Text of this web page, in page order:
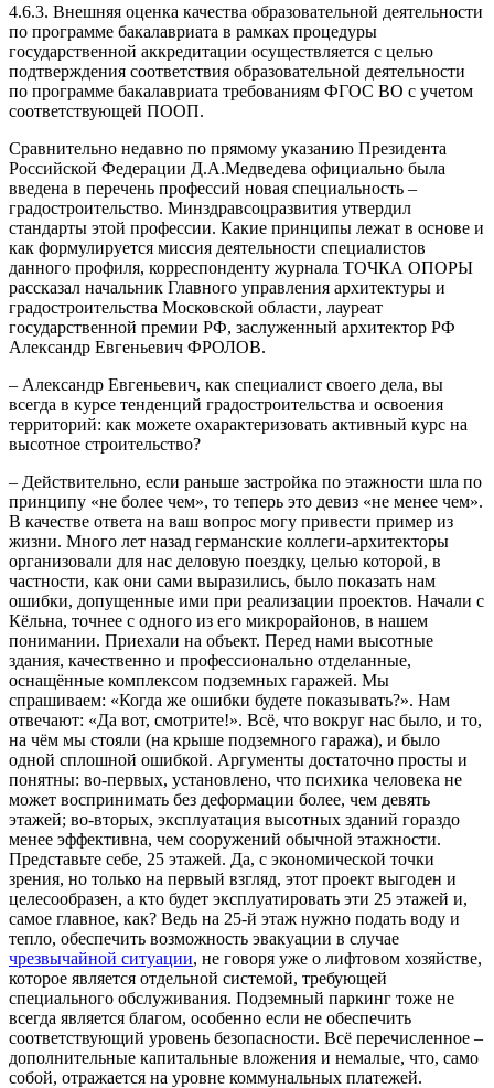
4.6.3. Внешняя оценка качества образовательной деятельности
по программе бакалавриата в рамках процедуры
государственной аккредитации осуществляется с целью
подтверждения соответствия образовательной деятельности
по программе бакалавриата требованиям ФГОС ВО с учетом
соответствующей ПООП.
Сравнительно недавно по прямому указанию Президента
Российской Федерации Д.А.Медведева официально была
введена в перечень профессий новая специальность –
градостроительство. Минздравсоцразвития утвердил
стандарты этой профессии. Какие принципы лежат в основе и
как формулируется миссия деятельности специалистов
данного профиля, корреспонденту журнала ТОЧКА ОПОРЫ
рассказал начальник Главного управления архитектуры и
градостроительства Московской области, лауреат
государственной премии РФ, заслуженный архитектор РФ
Александр Евгеньевич ФРОЛОВ.
– Александр Евгеньевич, как специалист своего дела, вы
всегда в курсе тенденций градостроительства и освоения
территорий: как можете охарактеризовать активный курс на
высотное строительство?
– Действительно, если раньше застройка по этажности шла по
принципу «не более чем», то теперь это девиз «не менее чем».
В качестве ответа на ваш вопрос могу привести пример из
жизни. Много лет назад германские коллеги-архитекторы
организовали для нас деловую поездку, целью которой, в
частности, как они сами выразились, было показать нам
ошибки, допущенные ими при реализации проектов. Начали с
Кёльна, точнее с одного из его микрорайонов, в нашем
понимании. Приехали на объект. Перед нами высотные
здания, качественно и профессионально отделанные,
оснащённые комплексом подземных гаражей. Мы
спрашиваем: «Когда же ошибки будете показывать?». Нам
отвечают: «Да вот, смотрите!». Всё, что вокруг нас было, и то,
на чём мы стояли (на крыше подземного гаража), и было
одной сплошной ошибкой. Аргументы достаточно просты и
понятны: во-первых, установлено, что психика человека не
может воспринимать без деформации более, чем девять
этажей; во-вторых, эксплуатация высотных зданий гораздо
менее эффективна, чем сооружений обычной этажности.
Представьте себе, 25 этажей. Да, с экономической точки
зрения, но только на первый взгляд, этот проект выгоден и
целесообразен, а кто будет эксплуатировать эти 25 этажей и,
самое главное, как? Ведь на 25-й этаж нужно подать воду и
тепло, обеспечить возможность эвакуации в случае
чрезвычайной ситуации, не говоря уже о лифтовом хозяйстве,
которое является отдельной системой, требующей
специального обслуживания. Подземный паркинг тоже не
всегда является благом, особенно если не обеспечить
соответствующий уровень безопасности. Всё перечисленное –
дополнительные капитальные вложения и немалые, что, само
собой, отражается на уровне коммунальных платежей.